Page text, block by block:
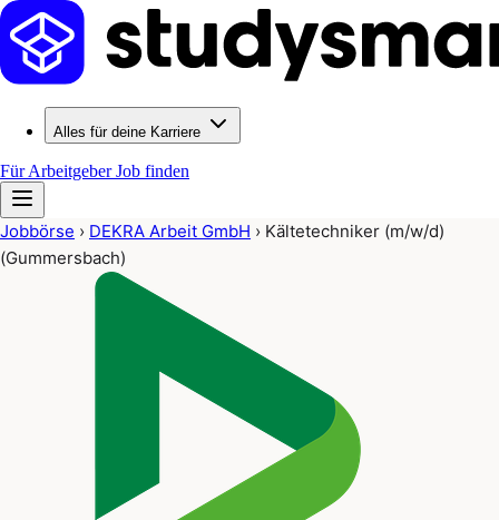
Alles für deine Karriere
Für ArbeitgeberJob finden
Jobbörse › DEKRA Arbeit GmbH › Kältetechniker (m/w/d)
(Gummersbach)